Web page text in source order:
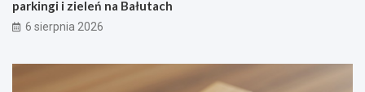
parkingi i zieleń na Bałutach
6 sierpnia 2026